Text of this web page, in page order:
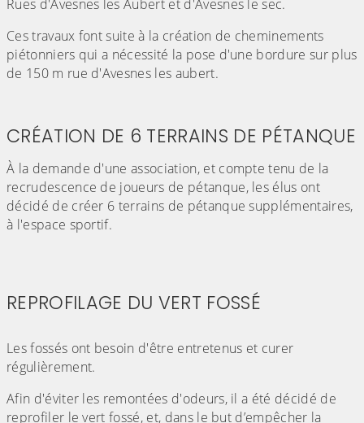
Rues d'Avesnes les Aubert et d'Avesnes le sec.
Ces travaux font suite à la création de cheminements
piétonniers qui a nécessité la pose d'une bordure sur plus
de 150 m rue d'Avesnes les aubert.
CRÉATION DE 6 TERRAINS DE PÉTANQUE
À la demande d'une association, et compte tenu de la
recrudescence de joueurs de pétanque, les élus ont
décidé de créer 6 terrains de pétanque supplémentaires,
à l'espace sportif.
REPROFILAGE DU VERT FOSSÉ
Les fossés ont besoin d'être entretenus et curer
régulièrement.
Afin d'éviter les remontées d'odeurs, il a été décidé de
reprofiler le vert fossé, et, dans le but d’empêcher la